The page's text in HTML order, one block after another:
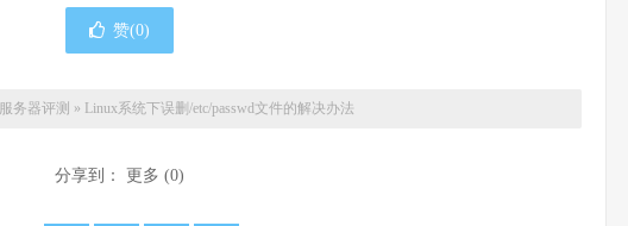
赞(0)
服务器评测 » Linux系统下误删/etc/passwd文件的解决办法
分享到： 更多 (0)